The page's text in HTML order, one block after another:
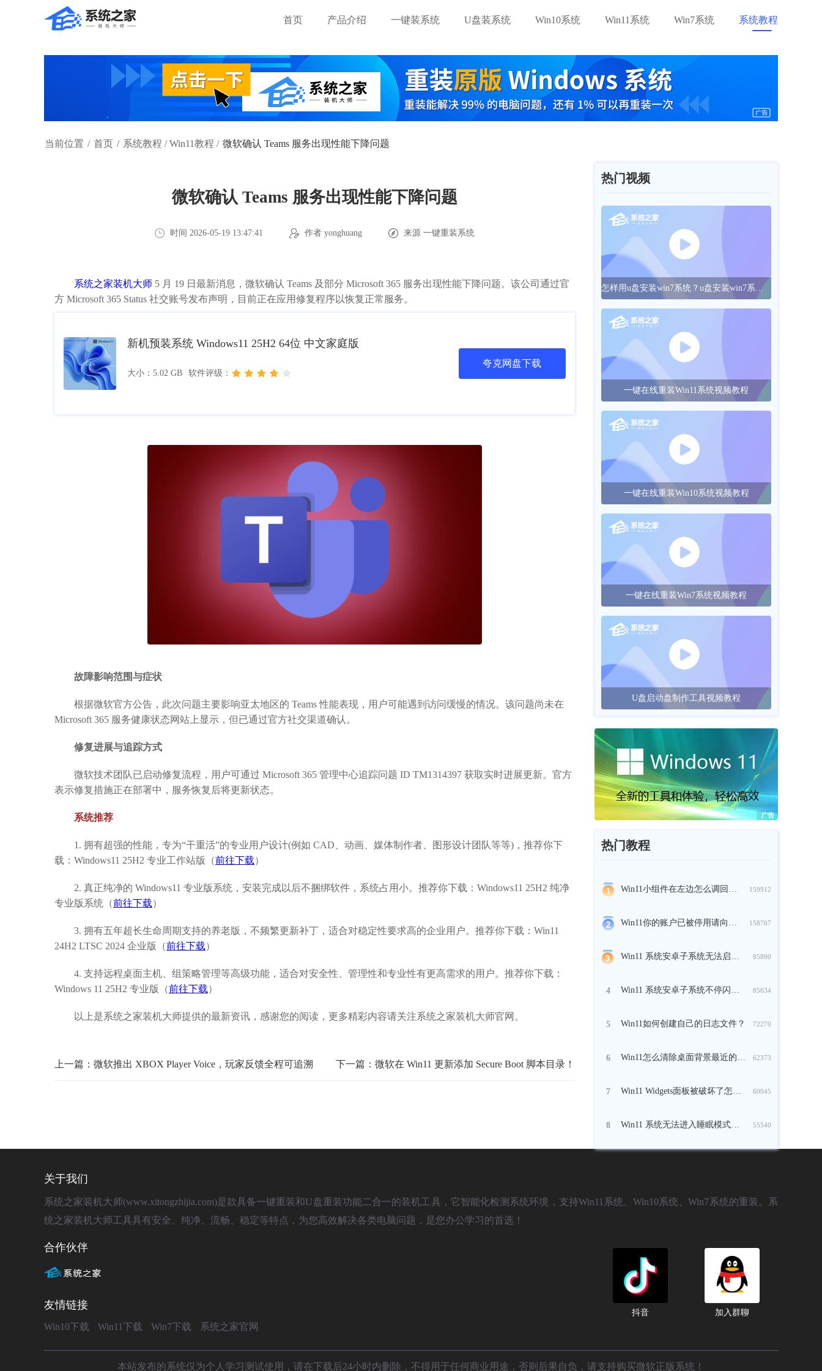
首页 产品介绍 一键装系统 U盘装系统 Win10系统 Win11系统 Win7系统 系统教程
当前位置 / 首页 / 系统教程 /Win11教程 / 微软确认 Teams 服务出现性能下降问题
微软确认 Teams 服务出现性能下降问题
时间 2026-05-19 13:47:41 作者 yonghuang 来源 一键重装系统
系统之家装机大师 5 月 19 日最新消息，微软确认 Teams 及部分 Microsoft 365 服务出现性能下降问题。该公司通过官
方 Microsoft 365 Status 社交账号发布声明，目前正在应用修复程序以恢复正常服务。
新机预装系统 Windows11 25H2 64位 中文家庭版
大小：5.02 GB 软件评级：
夸克网盘下载
故障影响范围与症状
根据微软官方公告，此次问题主要影响亚太地区的 Teams 性能表现，用户可能遇到访问缓慢的情况。该问题尚未在
Microsoft 365 服务健康状态网站上显示，但已通过官方社交渠道确认。
修复进展与追踪方式
微软技术团队已启动修复流程，用户可通过 Microsoft 365 管理中心追踪问题 ID TM1314397 获取实时进展更新。官方
表示修复措施正在部署中，服务恢复后将更新状态。
系统推荐
1. 拥有超强的性能，专为“干重活”的专业用户设计(例如 CAD、动画、媒体制作者、图形设计团队等等)，推荐你下
载：Windows11 25H2 专业工作站版（前往下载）
2. 真正纯净的 Windows11 专业版系统，安装完成以后不捆绑软件，系统占用小。推荐你下载：Windows11 25H2 纯净
专业版系统（前往下载）
3. 拥有五年超长生命周期支持的养老版，不频繁更新补丁，适合对稳定性要求高的企业用户。推荐你下载：Win11
24H2 LTSC 2024 企业版（前往下载）
4. 支持远程桌面主机、组策略管理等高级功能，适合对安全性、管理性和专业性有更高需求的用户。推荐你下载：
Windows 11 25H2 专业版（前往下载）
以上是系统之家装机大师提供的最新资讯，感谢您的阅读，更多精彩内容请关注系统之家装机大师官网。
上一篇：微软推出 XBOX Player Voice，玩家反馈全程可追溯 下一篇：微软在 Win11 更新添加 Secure Boot 脚本目录！
热门视频
怎样用u盘安装win7系统？u盘安装win7系统的操作方法
一键在线重装Win11系统视频教程
一键在线重装Win10系统视频教程
一键在线重装Win7系统视频教程
U盘启动盘制作工具视频教程
热门教程
Win11小组件在左边怎么调回来？ 159912
Win11你的账户已被停用请向管理员咨询怎么办？ 158767
Win11 系统安卓子系统无法启动怎么办？ 85890
4 Win11 系统安卓子系统不停闪退怎么办？ 85634
5 Win11如何创建自己的日志文件？ 72270
6 Win11怎么清除桌面背景最近的图像历史记录？ 62373
7 Win11 Widgets面板被破坏了怎么办？ 60045
8 Win11 系统无法进入睡眠模式怎么修复？ 55540
关于我们
系统之家装机大师(www.xitongzhijia.com)是款具备一键重装和U盘重装功能二合一的装机工具，它智能化检测系统环境，支持Win11系统、Win10系统、Win7系统的重装。系
统之家装机大师工具具有安全、纯净、流畅、稳定等特点，为您高效解决各类电脑问题，是您办公学习的首选！
合作伙伴
友情链接
Win10下载 Win11下载 Win7下载 系统之家官网
抖音 加入群聊
本站发布的系统仅为个人学习测试使用，请在下载后24小时内删除，不得用于任何商业用途，否则后果自负，请支持购买微软正版系统！